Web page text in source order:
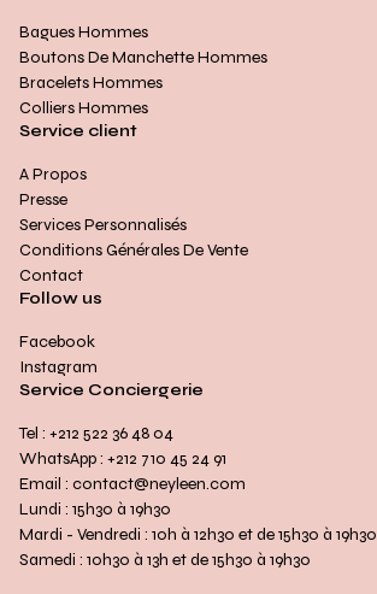
Bagues Hommes
Boutons De Manchette Hommes
Bracelets Hommes
Colliers Hommes
Service client
A Propos
Presse
Services Personnalisés
Conditions Générales De Vente
Contact
Follow us
Facebook
Instagram
Service Conciergerie
Tel : +212 522 36 48 04
WhatsApp : +212 710 45 24 91
Email : contact@neyleen.com
Lundi : 15h30 à 19h30
Mardi - Vendredi : 10h à 12h30 et de 15h30 à 19h30
Samedi : 10h30 à 13h et de 15h30 à 19h30